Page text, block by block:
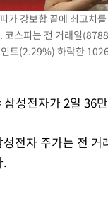
…"AI 메모리 수요 선제
이잔 투란VC 입단
…한국 축구 '5승 2무'
원 마감
용해 前교정본부장 기소
분에 수사 재개"
가 강보합 끝에 최고치
코스피는 전 거래일
트(2.29%) 하락한
성전자가 2일 36
전자 주가는 전
.